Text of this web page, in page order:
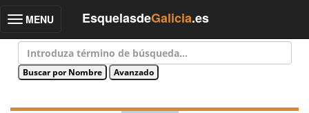
Toggle
MENU EsquelasdeGalicia.es